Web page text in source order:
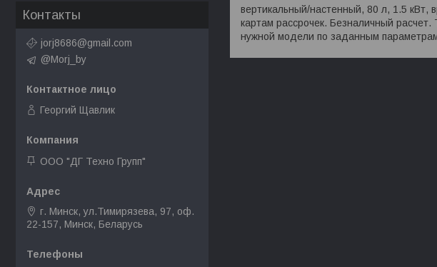
вертикальный/настенный, 80 л, 1.5 кВт,
картам рассрочек. Безналичный
нужной модели по заданным
Контакты
jorj8686@gmail.com
@Morj_by
Георгий Щавлик
ООО "ДГ Техно Групп"
г. Минск, ул.Тимирязева, 97, оф.
22-157, Минск, Беларусь